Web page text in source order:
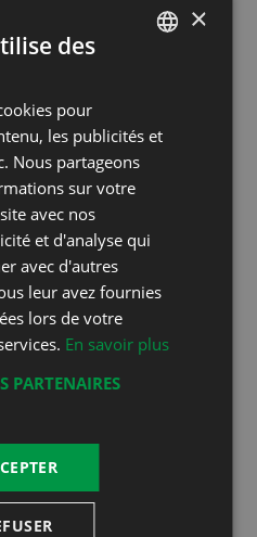
3
11 38
78 52
11 38
×
des
pour
les publicités et
Nous partageons
sur votre
avec nos
et d'analyse qui
avec d'autres
leur avez fournies
lors de votre
En savoir plus
PARTENAIRES